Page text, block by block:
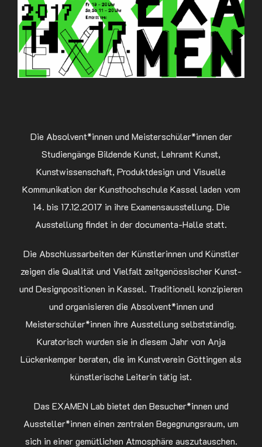
Die Absolvent*innen und Meisterschüler*innen der
Studiengänge Bildende Kunst, Lehramt Kunst,
Kunstwissenschaft, Produktdesign und Visuelle
Kommunikation der Kunsthochschule Kassel laden vom
14. bis 17.12.2017 in ihre Examensausstellung. Die
Ausstellung findet in der documenta-Halle statt.
Die Abschlussarbeiten der Künstlerinnen und Künstler
zeigen die Qualität und Vielfalt zeitgenössischer Kunst-
und Designpositionen in Kassel. Traditionell konzipieren
und organisieren die Absolvent*innen und
Meisterschüler*innen ihre Ausstellung selbstständig.
Kuratorisch wurden sie in diesem Jahr von Anja
Lückenkemper beraten, die im Kunstverein Göttingen als
künstlerische Leiterin tätig ist.
Das EXAMEN Lab bietet den Besucher*innen und
Aussteller*innen einen zentralen Begegnungsraum, um
sich in einer gemütlichen Atmosphäre auszutauschen.